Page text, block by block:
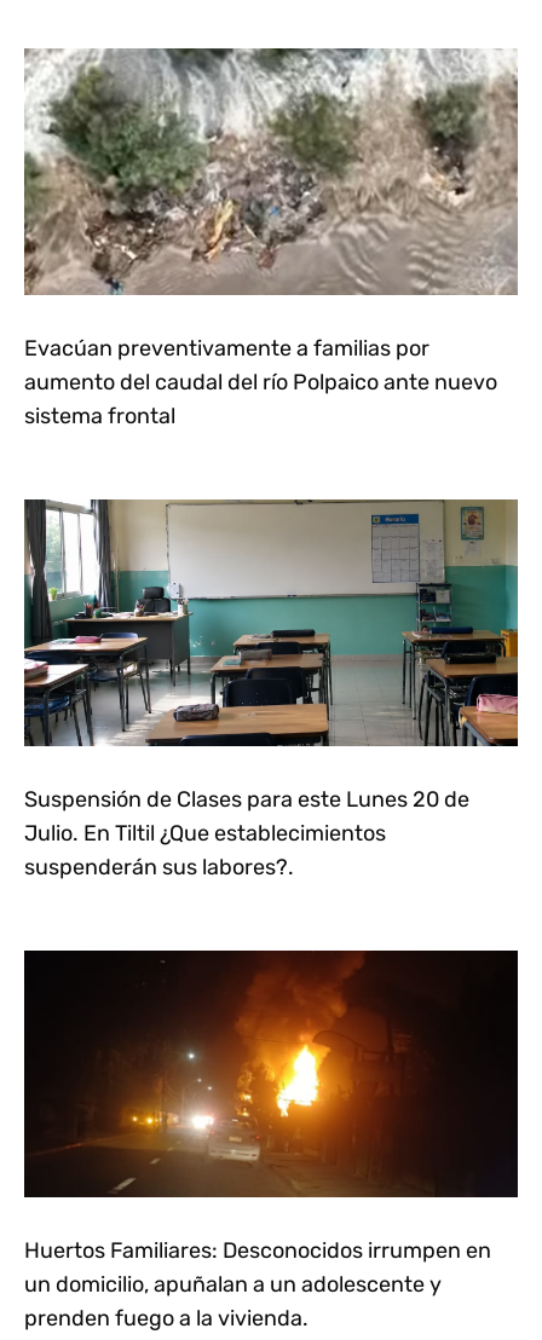
Evacúan preventivamente a familias por
aumento del caudal del río Polpaico ante nuevo
sistema frontal
Suspensión de Clases para este Lunes 20 de
Julio. En Tiltil ¿Que establecimientos
suspenderán sus labores?.
Huertos Familiares: Desconocidos irrumpen en
un domicilio, apuñalan a un adolescente y
prenden fuego a la vivienda.